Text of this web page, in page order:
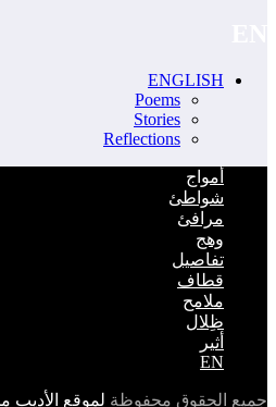
ENGLISH
Poems
Stories
Reflections
أمواج
شواطئ
مرافئ
وهج
تفاصيل
قطاف
ملامح
ظِلال
أثير
EN
جميع الحقوق محفوظة لموقع الأديب